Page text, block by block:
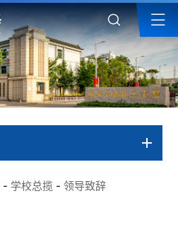
- 学校总揽 -领导致辞